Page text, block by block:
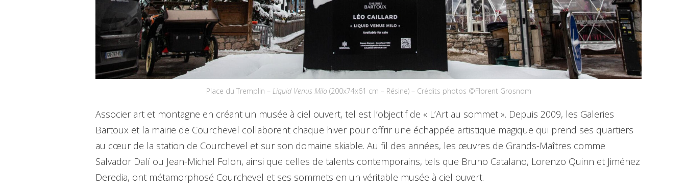
Place du Tremplin – Liquid Venus Milo (200x74x61 cm – Résine) – Crédits photos ©Florent Grosnom
Associer art et montagne en créant un musée à ciel ouvert, tel est l’objectif de « L’Art au sommet ». Depuis 2009, les Galeries
Bartoux et la mairie de Courchevel collaborent chaque hiver pour offrir une échappée artistique magique qui prend ses quartiers
au cœur de la station de Courchevel et sur son domaine skiable. Au fil des années, les œuvres de Grands-Maîtres comme
Salvador Dalí ou Jean-Michel Folon, ainsi que celles de talents contemporains, tels que Bruno Catalano, Lorenzo Quinn et Jiménez
Deredia, ont métamorphosé Courchevel et ses sommets en un véritable musée à ciel ouvert.